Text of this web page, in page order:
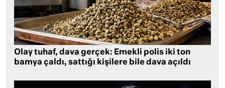
Olay tuhaf, dava gerçek: Emekli polis iki ton
bamya çaldı, sattığı kişilere bile dava açıldı